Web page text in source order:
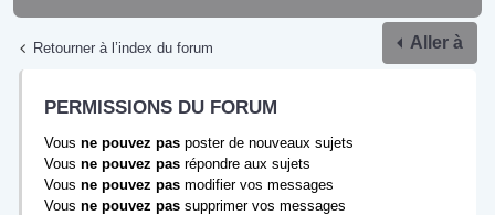
Retourner à l’index du forum Aller à
PERMISSIONS DU FORUM
Vous ne pouvez pas poster de nouveaux sujets
Vous ne pouvez pas répondre aux sujets
Vous ne pouvez pas modifier vos messages
Vous ne pouvez pas supprimer vos messages